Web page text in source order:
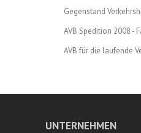
Gegenstand
AVB Spedition 2008 -
AVB für die laufende
UNTERNEHMEN